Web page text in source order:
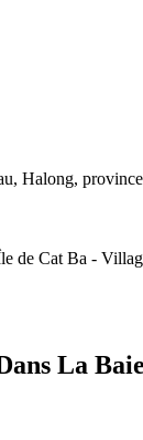
Halong,
de Cat Ba -
La